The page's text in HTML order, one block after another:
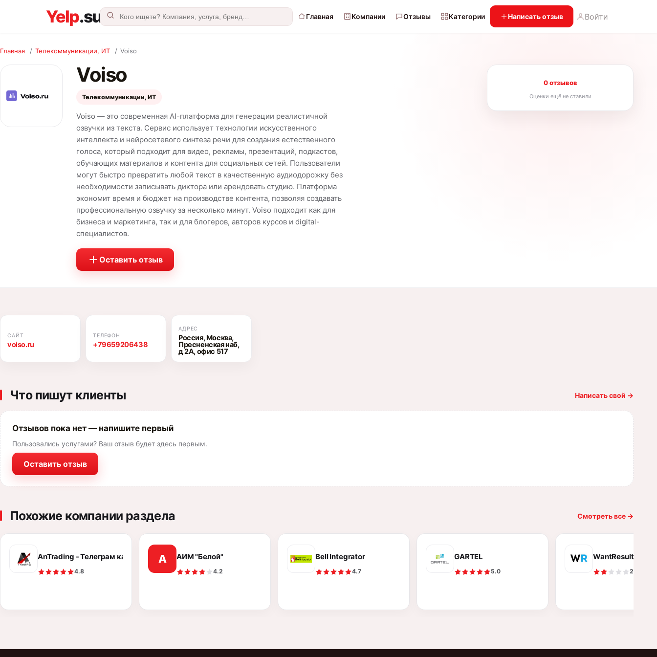
Главная Компании Отзывы Категории Написать отзыв Войти
Главная / Телекоммуникации, ИТ / Voiso
Voiso
Телекоммуникации, ИТ
Voiso — это современная AI-платформа для генерации реалистичной
озвучки из текста. Сервис использует технологии искусственного
интеллекта и нейросетевого синтеза речи для создания естественного
голоса, который подходит для видео, рекламы, презентаций, подкастов,
обучающих материалов и контента для социальных сетей. Пользователи
могут быстро превратить любой текст в качественную аудиодорожку без
необходимости записывать диктора или арендовать студию. Платформа
экономит время и бюджет на производстве контента, позволяя создавать
профессиональную озвучку за несколько минут. Voiso подходит как для
бизнеса и маркетинга, так и для блогеров, авторов курсов и digital-
специалистов.
Оставить отзыв
0 отзывов
Оценки ещё не ставили
САЙТ
voiso.ru
ТЕЛЕФОН
+79659206438
АДРЕС
Россия, Москва,
Пресненская наб,
д 2А, офис 517
Что пишут клиенты Написать свой →
Отзывов пока нет — напишите первый
Пользовались услугами? Ваш отзыв будет здесь первым.
Оставить отзыв
Похожие компании раздела Смотреть все →
AnTrading - Телеграм канал
4.8
А АИМ "Белой"
4.2
Bell Integrator
4.7
GARTEL
5.0
WantResult
2.0